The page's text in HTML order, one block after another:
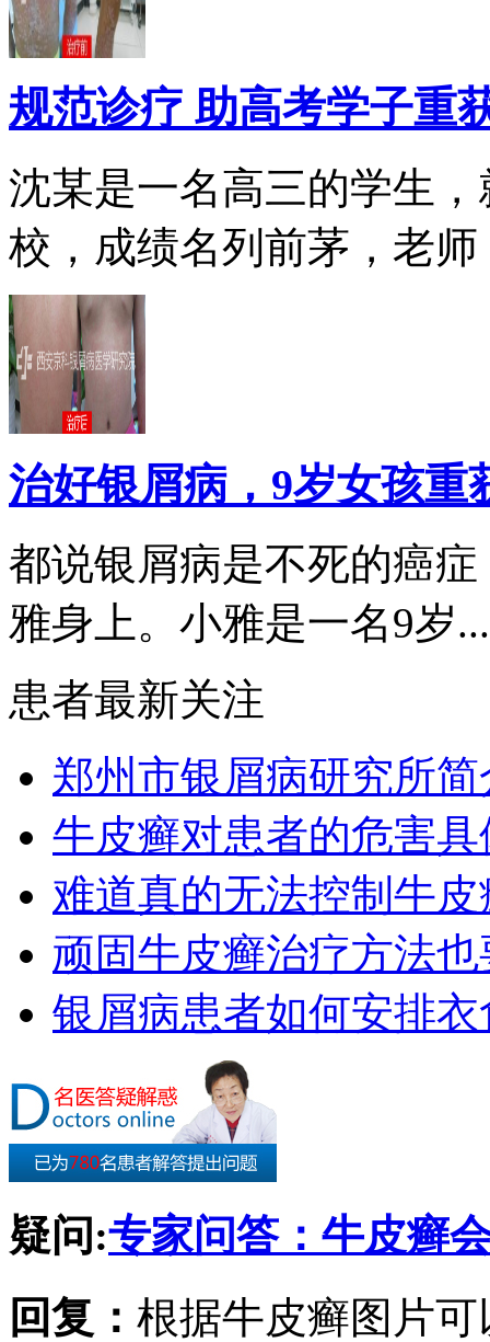
规范诊疗 助高考学子重
沈某是一名高三的学生
校，成绩名列前茅，老师
治好银屑病，9岁女孩重
都说银屑病是不死的癌
雅身上。小雅是一名9岁...
患者最新关注
郑州市银屑病研究所简
牛皮癣对患者的危害
难道真的无法控制牛
顽固牛皮癣治疗方法也
银屑病患者如何安排
疑问:专家问答：牛皮癣
回复： 根据牛皮癣图片